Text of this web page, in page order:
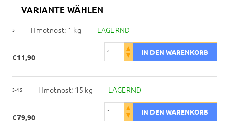
VARIANTE WÄHLEN
3 Hmotnost: 1 kg LAGERND
€11,90
3-15 Hmotnost: 15 kg LAGERND
€79,90